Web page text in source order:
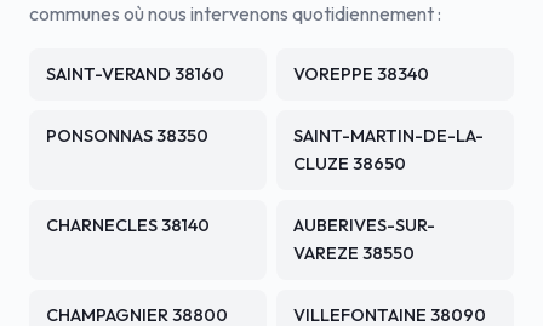
communes où nous intervenons quotidiennement :
SAINT-VERAND 38160 VOREPPE 38340
PONSONNAS 38350
SAINT-MARTIN-DE-LA-
CLUZE 38650
CHARNECLES 38140
AUBERIVES-SUR-
VAREZE 38550
CHAMPAGNIER 38800 VILLEFONTAINE 38090